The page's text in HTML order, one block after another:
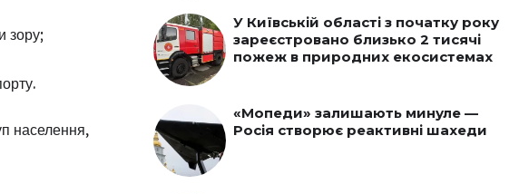
зору;
населення,
У Київській області з початку року
зареєстровано близько 2 тисячі
пожеж в природних екосистемах
«Мопеди» залишають минуле —
Росія створює реактивні шахеди